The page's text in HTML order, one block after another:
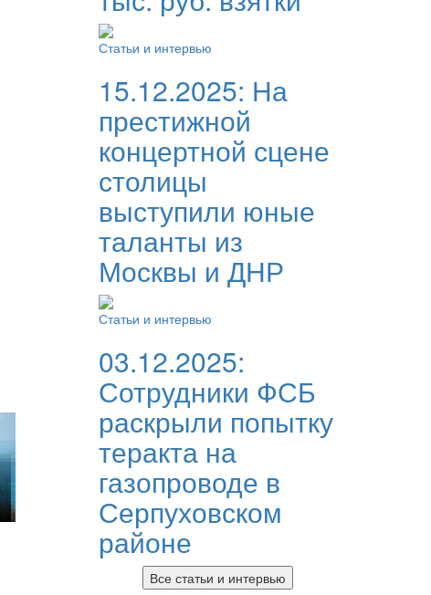
Статьи и интервью
15.12.2025: На
престижной
концертной сцене
столицы
выступили юные
таланты из
Москвы и ДНР
Статьи и интервью
03.12.2025:
Сотрудники ФСБ
раскрыли попытку
теракта на
газопроводе в
Серпуховском
районе
Все статьи и интервью